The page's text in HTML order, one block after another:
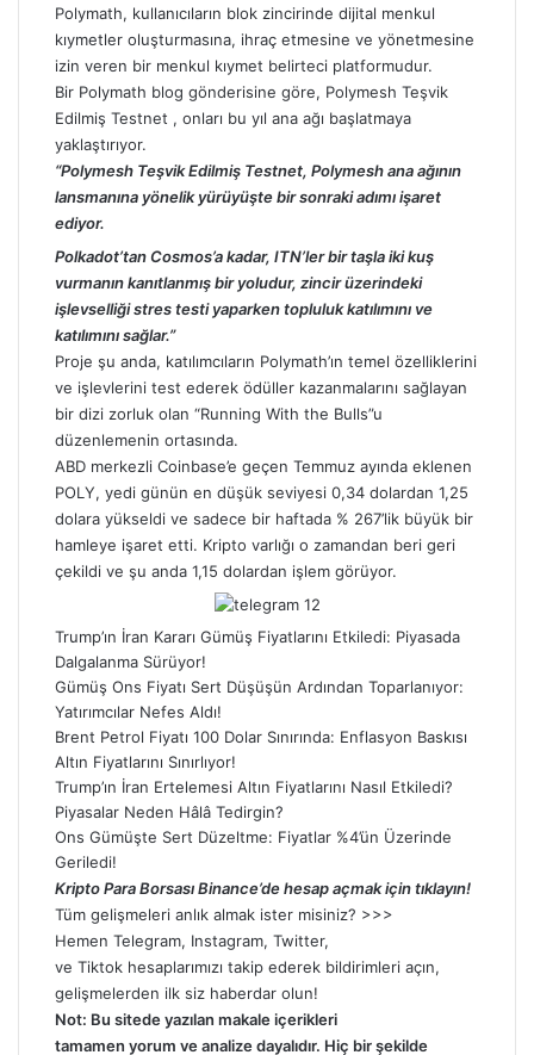
Polymath, kullanıcıların blok zincirinde dijital menkul
kıymetler oluşturmasına, ihraç etmesine ve yönetmesine
izin veren bir menkul kıymet belirteci platformudur.
Bir Polymath blog gönderisine göre, Polymesh Teşvik
Edilmiş Testnet , onları bu yıl ana ağı başlatmaya
yaklaştırıyor.
“Polymesh Teşvik Edilmiş Testnet, Polymesh ana ağının
lansmanına yönelik yürüyüşte bir sonraki adımı işaret
ediyor.
Polkadot’tan Cosmos’a kadar, ITN’ler bir taşla iki kuş
vurmanın kanıtlanmış bir yoludur, zincir üzerindeki
işlevselliği stres testi yaparken topluluk katılımını ve
katılımını sağlar.”
Proje şu anda, katılımcıların Polymath’ın temel özelliklerini
ve işlevlerini test ederek ödüller kazanmalarını sağlayan
bir dizi zorluk olan “Running With the Bulls”u
düzenlemenin ortasında.
ABD merkezli Coinbase’e geçen Temmuz ayında eklenen
POLY, yedi günün en düşük seviyesi 0,34 dolardan 1,25
dolara yükseldi ve sadece bir haftada % 267’lik büyük bir
hamleye işaret etti. Kripto varlığı o zamandan beri geri
çekildi ve şu anda 1,15 dolardan işlem görüyor.
Trump’ın İran Kararı Gümüş Fiyatlarını Etkiledi: Piyasada
Dalgalanma Sürüyor!
Gümüş Ons Fiyatı Sert Düşüşün Ardından Toparlanıyor:
Yatırımcılar Nefes Aldı!
Brent Petrol Fiyatı 100 Dolar Sınırında: Enflasyon Baskısı
Altın Fiyatlarını Sınırlıyor!
Trump’ın İran Ertelemesi Altın Fiyatlarını Nasıl Etkiledi?
Piyasalar Neden Hâlâ Tedirgin?
Ons Gümüşte Sert Düzeltme: Fiyatlar %4’ün Üzerinde
Geriledi!
Kripto Para Borsası Binance’de hesap açmak için tıklayın!
Tüm gelişmeleri anlık almak ister misiniz? >>>
Hemen Telegram, Instagram, Twitter,
ve Tiktok hesaplarımızı takip ederek bildirimleri açın,
gelişmelerden ilk siz haberdar olun!
Not: Bu sitede yazılan makale içerikleri
tamamen yorum ve analize dayalıdır. Hiç bir şekilde